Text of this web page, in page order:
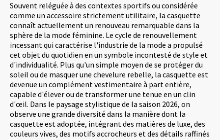
Souvent reléguée à des contextes sportifs ou considérée
comme un accessoire strictement utilitaire, la casquette
connaît actuellement un renouveau remarquable dans la
sphère de la mode féminine. Le cycle de renouvellement
incessant qui caractérise l'industrie de la mode a propulsé
cet objet du quotidien en un symbole incontesté de style et
d'individualité. Plus qu'un simple moyen de se protéger du
soleil ou de masquer une chevelure rebelle, la casquette est
devenue un complément vestimentaire à part entière,
capable d'élever ou de transformer une tenue en un clin
d'œil. Dans le paysage stylistique de la saison 2026, on
observe une grande diversité dans la manière dont la
casquette est adoptée, intégrant des matières de luxe, des
couleurs vives, des motifs accrocheurs et des détails raffinés